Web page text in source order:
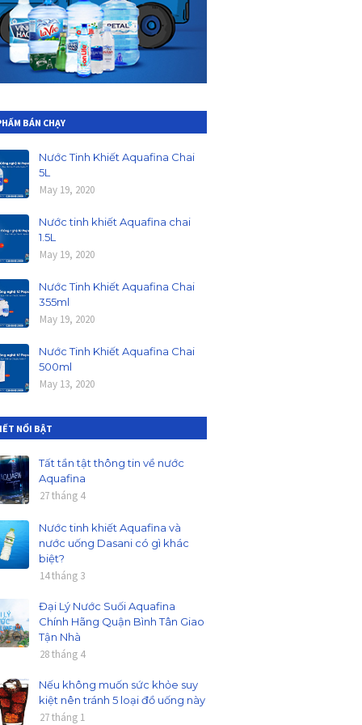
BÁN CHẠY
Nước Tinh Khiết Aquafina Chai
5L
May 19, 2020
Nước tinh khiết Aquafina chai
1.5L
May 19, 2020
Nước Tinh Khiết Aquafina Chai
355ml
May 19, 2020
Nước Tinh Khiết Aquafina Chai
500ml
May 13, 2020
NỔI BẬT
Tất tần tật thông tin về nước
Aquafina
27 tháng 4
Nước tinh khiết Aquafina và
nước uống Dasani có gì khác
biệt?
14 tháng 3
Đại Lý Nước Suối Aquafina
Chính Hãng Quận Bình Tân Giao
Tận Nhà
28 tháng 4
Nếu không muốn sức khỏe suy
kiệt nên tránh 5 loại đồ uống này
27 tháng 1